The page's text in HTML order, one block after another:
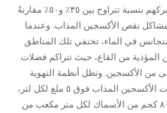
الأسماك في أحواضهم وبركهم بنسبة تتراوح بين ٣٥٪ و٥٠٪ مقارنةً
نقص الأكسجين المذاب. وعندما
في الماء، تختفي تلك المناطق
المؤذية من القاع، حيث تتراكم فضلات
من الأكسجين. وتظل أنظمة التهوية
هذه تحافظ على مستويات الأكسجين المذاب فوق ٥ ملغ لكل لتر،
حتى عند وجود أكثر من ٨٠ كجم من الأسماك لكل متر مكعب من